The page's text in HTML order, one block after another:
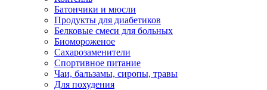
Батончики и мюсли
Продукты для диабетиков
Белковые смеси для больных
Биомороженое
Сахарозаменители
Спортивное питание
Чаи, бальзамы, сиропы, травы
Для похудения